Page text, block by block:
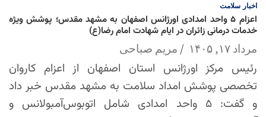
اخبار سلامت
اعزام ۵ واحد امدادی اورژانس اصفهان به مشهد مقدس؛ پوشش ویژه
خدمات درمانی زائران در ایام شهادت امام رضا(ع)
مرداد ۱۷, ۱۴۰۵ مریم صباحی
رئیس مرکز اورژانس استان اصفهان از اعزام کاروان
تخصصی پوشش امداد سلامت به مشهد مقدس خبر داد
و گفت: ۵ واحد امدادی شامل اتوبوس‌آمبولانس و